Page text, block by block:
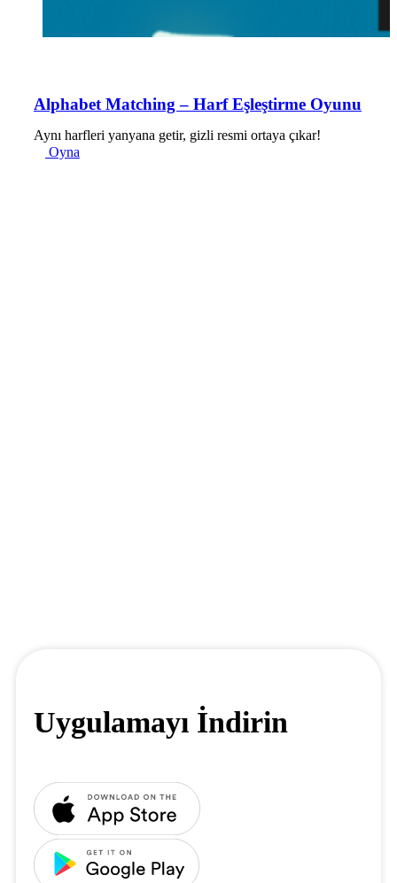
Alphabet Matching – Harf Eşleştirme Oyunu
Aynı harfleri yanyana getir, gizli resmi ortaya çıkar!
Oyna
Uygulamayı İndirin